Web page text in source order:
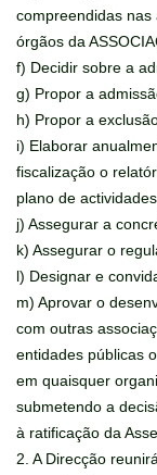
compreendidas
órgãos da
f) Decidir sobre a
g) Propor a
h) Propor a
i) Elaborar
fiscalização o
plano de
j) Assegurar a
k) Assegurar o
l) Designar e
m) Aprovar o
com outras
entidades públicas
em quaisquer
submetendo a
à ratificação da
2. A Direcção